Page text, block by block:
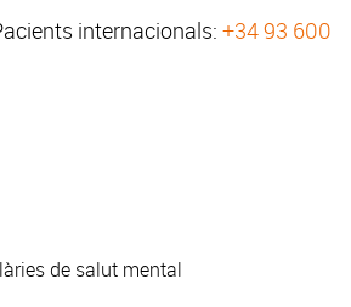
internacionals: +34 93 600
de salut mental